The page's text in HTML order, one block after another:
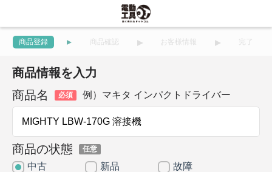
商品登録 商品確認 お客様情報 完了
商品情報を入力
商品名
必須 例）マキタ インパクトドライバー
商品の状態 任意
中古 新品 故障